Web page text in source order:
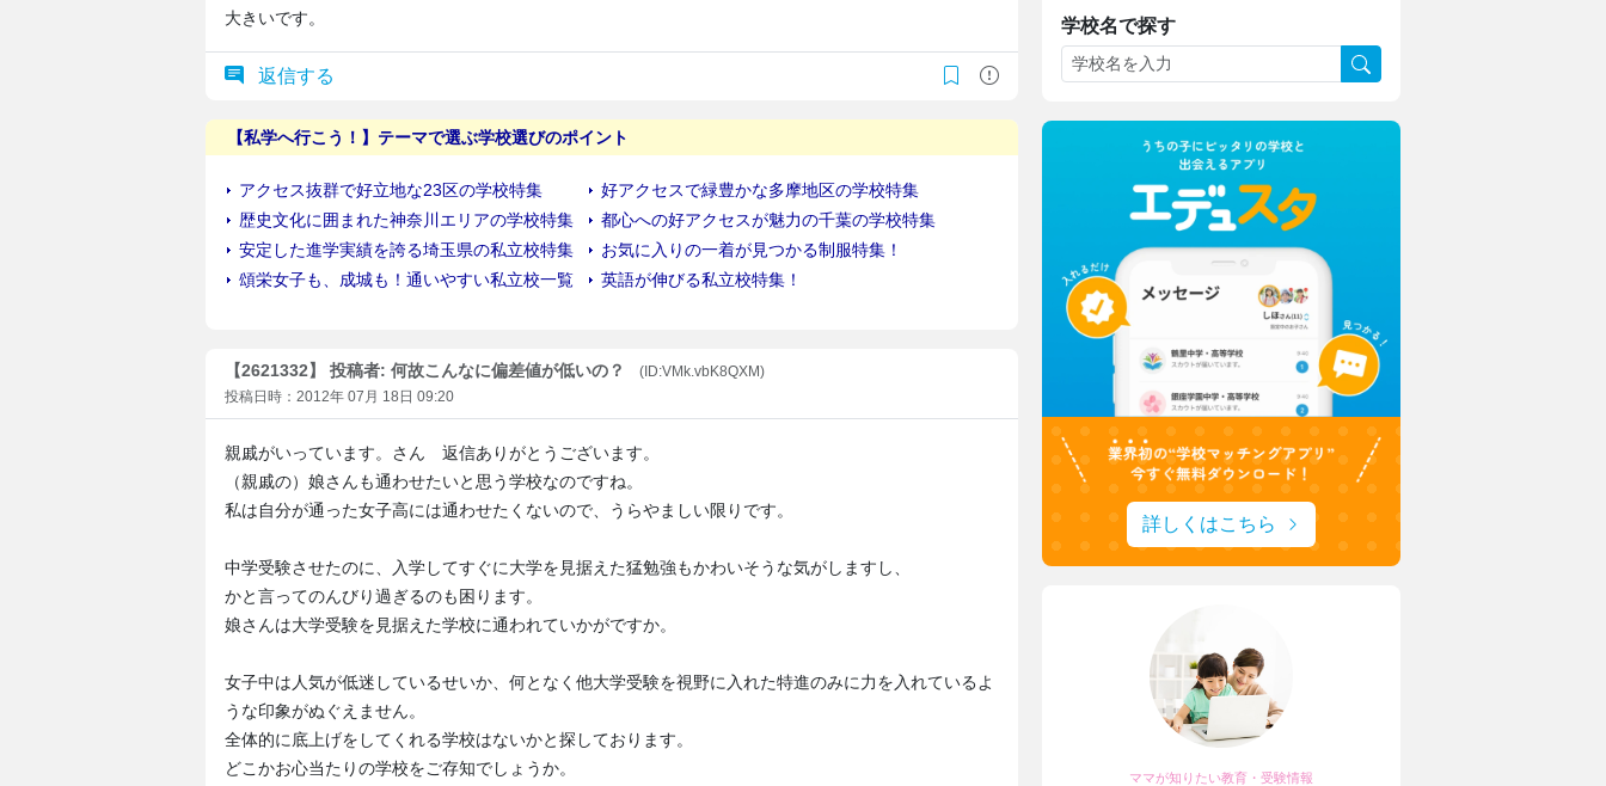
大きいです。
返信する
【2621332】 投稿者: 何故こんなに偏差値が低いの？
(ID:VMk.vbK8QXM)
投稿日時：2012年 07月 18日 09:20
親戚がいっています。さん 返信ありがとうございます。
（親戚の）娘さんも通わせたいと思う学校なのですね。
私は自分が通った女子高には通わせたくないので、うらやましい限りです。
中学受験させたのに、入学してすぐに大学を見据えた猛勉強もかわいそうな気がしますし、
かと言ってのんびり過ぎるのも困ります。
娘さんは大学受験を見据えた学校に通われていかがですか。
女子中は人気が低迷しているせいか、何となく他大学受験を視野に入れた特進のみに力を入れているよ
うな印象がぬぐえません。
全体的に底上げをしてくれる学校はないかと探しております。
どこかお心当たりの学校をご存知でしょうか。
学校名で探す
詳しくはこちら
ママが知りたい教育・受験情報